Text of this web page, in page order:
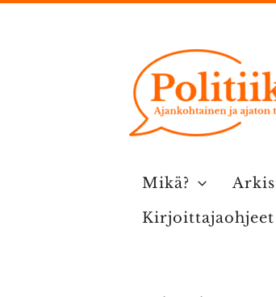
Mikä?
Kirjoittajaohjeet